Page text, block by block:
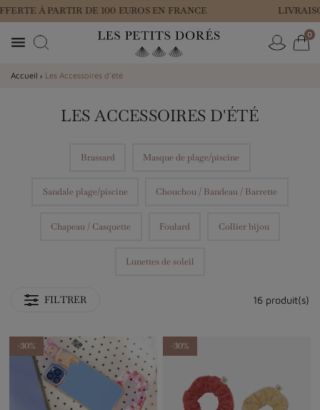
À PARTIR DE 100 EUROS EN FRANCE
 0
Accueil Les Accessoires d'été
LES ACCESSOIRES D'ÉTÉ
Brassard Masque de plage/piscine
Sandale plage/piscine Chouchou / Bandeau / Barrette
Chapeau / Casquette Foulard Collier bijou
Lunettes de soleil
FILTRER 16 produit(s)
-30% -30%